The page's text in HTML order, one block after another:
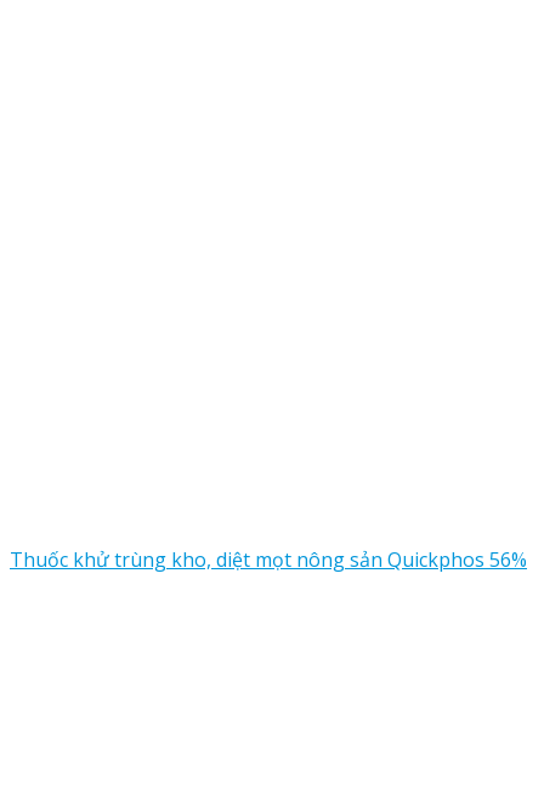
Thuốc khử trùng kho, diệt mọt nông sản Quickphos 56%